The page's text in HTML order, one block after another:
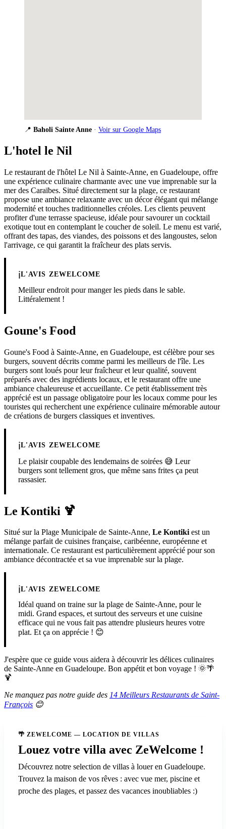
📍 Baholi Sainte Anne · Voir sur Google Maps
L'hotel le Nil
Le restaurant de l'hôtel Le Nil à Sainte-Anne, en Guadeloupe, offre
une expérience culinaire charmante avec une vue imprenable sur la
mer des Caraïbes. Situé directement sur la plage, ce restaurant
propose une ambiance relaxante avec un décor élégant qui mélange
modernité et touches traditionnelles créoles. Les clients peuvent
profiter d'une terrasse spacieuse, idéale pour savourer un cocktail
exotique tout en contemplant le coucher de soleil. Le menu est varié,
offrant des tapas, des viandes, des poissons et des langoustes, selon
l'arrivage, ce qui garantit la fraîcheur des plats servis.
ℹ️L'AVIS ZEWELCOME
Meilleur endroit pour manger les pieds dans le sable.
Littéralement !
Goune's Food
Goune's Food à Sainte-Anne, en Guadeloupe, est célèbre pour ses
burgers, souvent décrits comme parmi les meilleurs de l'île. Les
burgers sont loués pour leur fraîcheur et leur qualité, souvent
préparés avec des ingrédients locaux, et le restaurant offre une
ambiance chaleureuse et accueillante. Ce petit établissement très
apprécié est un passage obligatoire pour les locaux comme pour les
touristes qui recherchent une expérience culinaire mémorable autour
de créations de burgers classiques et inventives.
ℹ️L'AVIS ZEWELCOME
Le plaisir coupable des lendemains de soirées 😅 Leur
burgers sont tellement gros, que même sans frites ça peut
rassasier.
Le Kontiki 🍹
Situé sur la Plage Municipale de Sainte-Anne, Le Kontikiest un
mélange parfait de cuisines française, caribéenne, européenne et
internationale. Ce restaurant est particulièrement apprécié pour son
ambiance décontractée et sa vue imprenable sur la plage.
ℹ️L'AVIS ZEWELCOME
Idéal quand on traine sur la plage de Sainte-Anne, pour le
midi. Grand espaces, et surtout des serveurs et une cuisine
efficace qui ne vous fait pas attendre plusieurs heures votre
plat. Et ça on apprécie ! 😊
J'espère que ce guide vous aidera à découvrir les délices culinaires
de Sainte-Anne en Guadeloupe. Bon appétit et bon voyage ! 🌞🌴
🍹
Ne manquez pas notre guide des 14 Meilleurs Restaurants de Saint-
François 😊
🌴 ZEWELCOME — LOCATION DE VILLAS
Louez votre villa avec ZeWelcome !
Découvrez notre selection de villas à louer en Guadeloupe.
Trouvez la maison de vos rêves : avec vue mer, piscine et
proche des plages, et passez des vacances inoubliables :)